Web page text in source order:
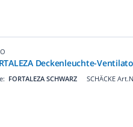
Deckenleuchte-
SCHÄCKE
FORTALEZA SCHWARZ